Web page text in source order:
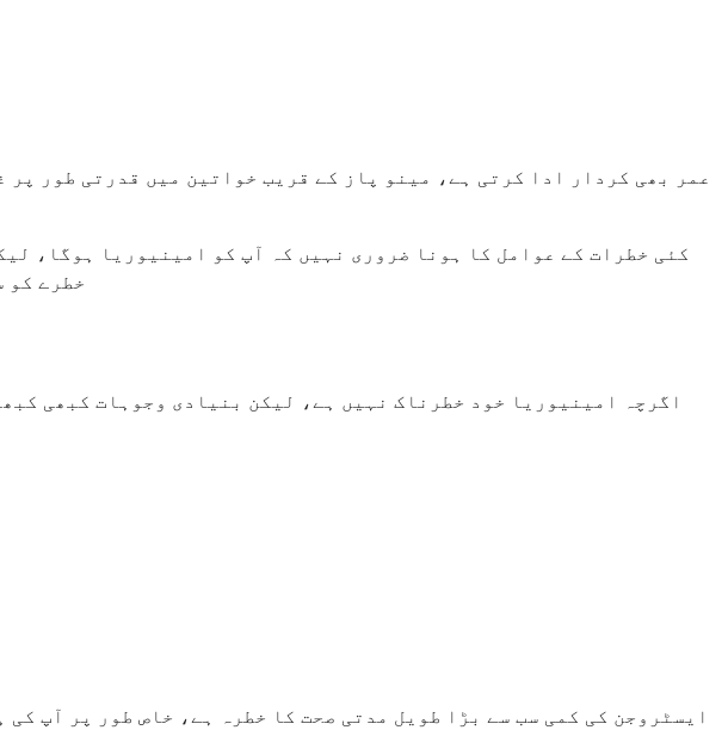
عمر بھی کردار ادا کرتی ہے، مینو پاز کے قریب خواتین میں قدرتی طور
کئی خطرات کے عوامل کا ہونا ضروری نہیں کہ آپ کو امینیوریا ہوگا،
خطرے کو
اگرچہ امینیوریا خود خطرناک نہیں ہے، لیکن بنیادی وجوہات کبھی
ایسٹروجن کی کمی سب سے بڑا طویل مدتی صحت کا خطرہ ہے، خاص طور پر آپ